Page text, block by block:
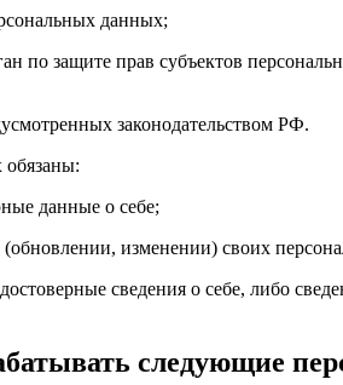
данных;
по защите прав субъектов
законодательством РФ.
данные о себе;
изменении) своих
сведения о себе, либо
следующие